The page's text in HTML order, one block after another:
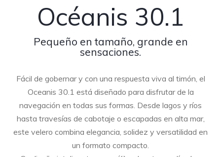
Océanis 30.1
Pequeño en tamaño, grande en
sensaciones.
Fácil de gobernar y con una respuesta viva al timón, el
Oceanis 30.1 está diseñado para disfrutar de la
navegación en todas sus formas. Desde lagos y ríos
hasta travesías de cabotaje o escapadas en alta mar,
este velero combina elegancia, solidez y versatilidad en
un formato compacto.